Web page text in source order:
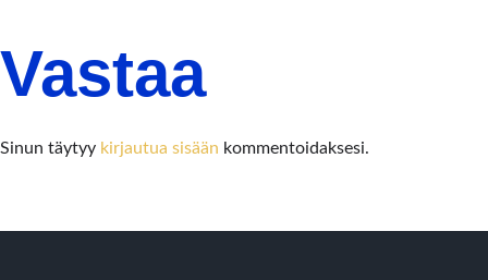
Vastaa
Sinun täytyy kirjautua sisään kommentoidaksesi.